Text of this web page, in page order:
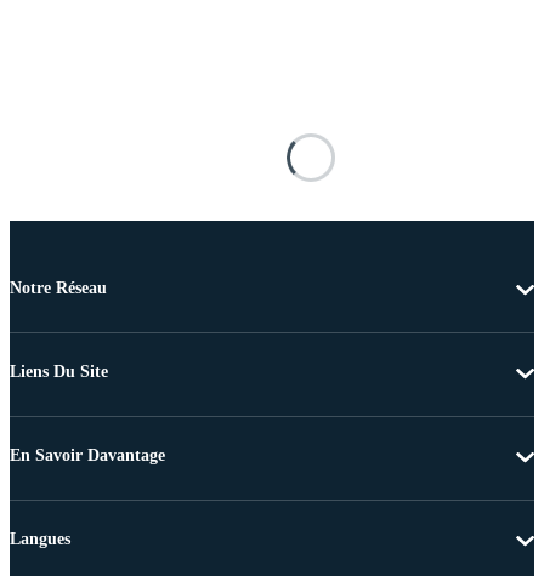
Notre Réseau
Liens Du Site
En Savoir Davantage
Langues